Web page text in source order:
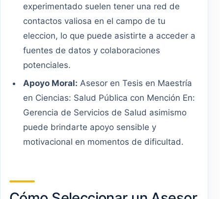
experimentado suelen tener una red de
contactos valiosa en el campo de tu
eleccion, lo que puede asistirte a acceder a
fuentes de datos y colaboraciones
potenciales.
Apoyo Moral: Asesor en Tesis en Maestría
en Ciencias: Salud Pública con Mención En:
Gerencia de Servicios de Salud asimismo
puede brindarte apoyo sensible y
motivacional en momentos de dificultad.